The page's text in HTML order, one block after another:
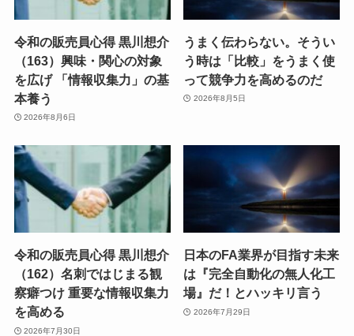
令和の販売員心得 黒川想介
（163）興味・関心の対象
を広げ 「情報収集力」の基
本養う
2026年8月6日
うまく伝わらない。そうい
う時は「比較」をうまく使
って競争力を高めるのだ
2026年8月5日
令和の販売員心得 黒川想介
（162）名刺ではじまる観
察癖つけ 重要な情報収集力
を高める
2026年7月30日
日本のFA業界が目指す未来
は『完全自動化の無人化工
場』だ！とハッキリ言う
2026年7月29日